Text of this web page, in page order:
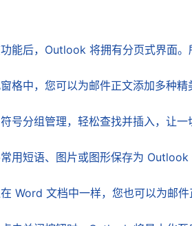
能后，Outlook 将拥有分页式界面
格中，您可以为邮件正文添加多种
号分组管理，轻松查找并插入，让一
用短语、图片或图形保存为
Word 文档中一样，您也可以为邮件